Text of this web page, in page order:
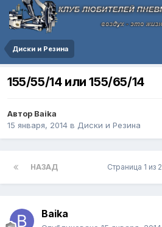
Диски и Резина
155/55/14 или 155/65/14
Автор Baika
15 января, 2014 в Диски и Резина
НАЗАД Страница 1 из 2
Baika